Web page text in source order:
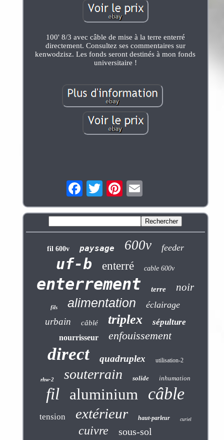
100' 8/3 avec câble de mise à la terre enterré
directement. Consultez ses commentaires sur
kenwodzisz. Les fonds seront destinés à mon fonds
universitaire !
fil 600v paysage 600v feeder
uf-b enterré cable 600v
enterrement terre noir
fils alimentation éclairage
urbain câblé triplex sépulture
nourrisseur enfouissement
direct quadruplex utilisation-2
rhw-2 souterrain solide inhumation
fil aluminium câble
tension extérieur haut-parleur curiel
cuivre sous-sol